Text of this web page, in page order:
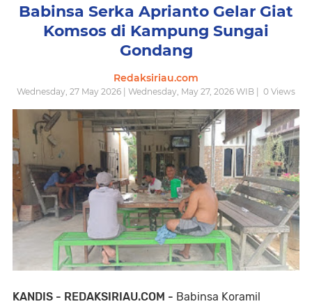
Babinsa Serka Aprianto Gelar Giat
Komsos di Kampung Sungai
Gondang
Redaksiriau.com
Wednesday, 27 May 2026 | Wednesday, May 27, 2026 WIB | 0 Views
KANDIS - REDAKSIRIAU.COM - Babinsa Koramil